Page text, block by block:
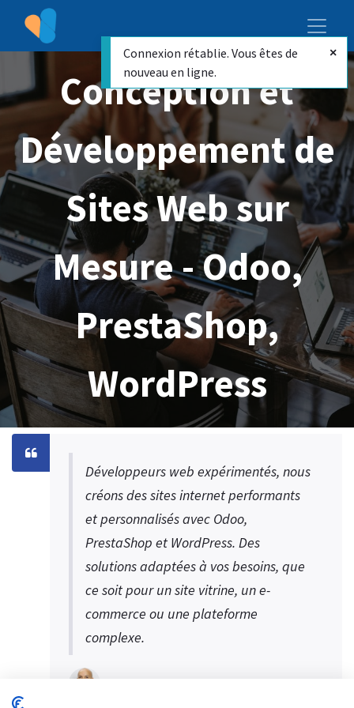
Conception et
Développement de
Sites Web sur
Mesure - Odoo,
PrestaShop,
WordPress
Développeurs web expérimentés, nous
créons des sites internet performants
et personnalisés avec Odoo,
PrestaShop et WordPress. Des
solutions adaptées à vos besoins, que
ce soit pour un site vitrine, un e-
commerce ou une plateforme
complexe.
Connexion rétablie. Vous êtes de
nouveau en ligne.